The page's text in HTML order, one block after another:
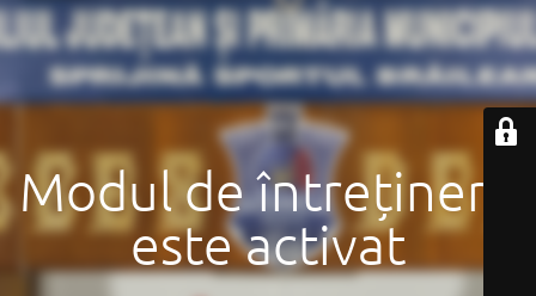
Modul de întreținere
este activat